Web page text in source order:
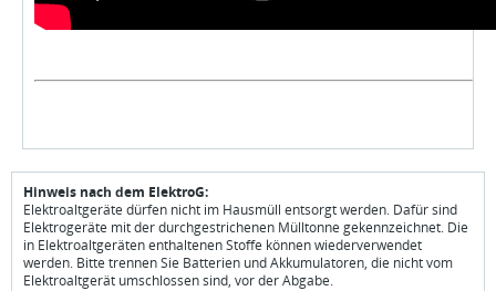
Hinweis nach dem ElektroG:
Elektroaltgeräte dürfen nicht im Hausmüll entsorgt werden. Dafür sind
Elektrogeräte mit der durchgestrichenen Mülltonne gekennzeichnet. Die
in Elektroaltgeräten enthaltenen Stoffe können wiederverwendet
werden. Bitte trennen Sie Batterien und Akkumulatoren, die nicht vom
Elektroaltgerät umschlossen sind, vor der Abgabe.